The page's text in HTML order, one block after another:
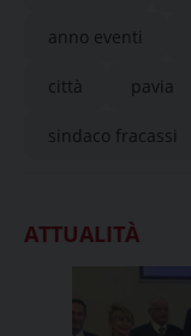
anno eventi
città pavia
sindaco fracassi
ATTUALITÀ